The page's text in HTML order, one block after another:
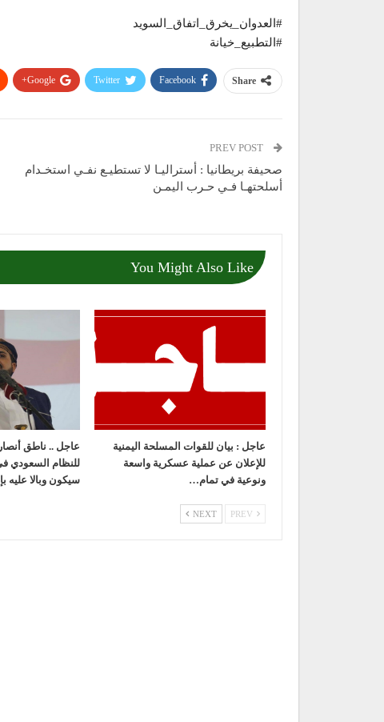
#العدوان_يخرق_اتفاق_السويد
#التطبيع_خيانة
Share
Facebook
Twitter
Google+
صحيفة بريطانيا : أستراليـا لا تستطيـع نفـي استخـدام
أسلحتهـا فـي حـرب اليمـن
You Might Also Like
عاجل : بيان للقوات المسلحة اليمنية
للإعلان عن عملية عسكرية واسعة
ونوعية في تمام…
عاجل .. ناطق
للنظام السعودي
سيكون وبالا عليه
NEXT